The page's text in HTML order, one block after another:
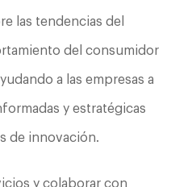
las tendencias del
del consumidor
a las empresas a
y estratégicas
de innovación.
y colaborar con